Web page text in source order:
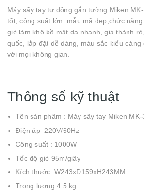
Máy sấy tay tự động gắn tường Miken
tốt, công suất lớn, mẫu mã đẹp,chức
gió làm khô bề mặt da nhanh, giá thành
quốc, lắp đặt dễ dàng, màu sắc kiểu dáng
với mọi không gian.
Thông số kỹ thuật
Tên sản phẩm : Máy sấy tay Miken MK-
Điện áp 220V/60Hz
Công suất : 1000W
Tốc độ gió 95m/giây
Kích thước: W243xD159xH243MM
Trọng lượng 4.5 kg